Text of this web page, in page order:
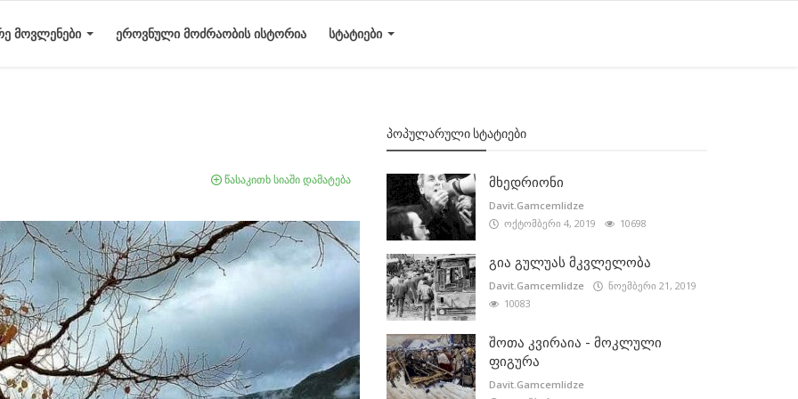
ᲛᲝᲕᲚᲔᲜᲔᲑᲘ ᲔᲠᲝᲕᲜᲣᲚᲘ ᲛᲝᲫᲠᲐᲝᲑᲘᲡ ᲘᲡᲢᲝᲠᲘᲐ ᲡᲢᲐᲢᲘᲔᲑᲘ
წასაკითხ სიაში დამატება
ᲞᲝᲞᲣᲚᲐᲠᲣᲚᲘ ᲡᲢᲐᲢᲘᲔᲑᲘ
მხედრიონი
Davit.Gamcemlidze
ოქტომბერი 4, 2019
10698
გია გულუას მკვლელობა
Davit.Gamcemlidze
ნოემბერი 21, 2019
10083
შოთა კვირაია - მოკლული
ფიგურა
Davit.Gamcemlidze